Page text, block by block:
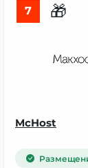
7 🎁
McHost